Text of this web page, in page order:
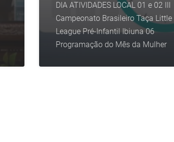
DIA ATIVIDADES LOCAL 01 e 02 III
Campeonato Brasileiro Taça Little
League Pré-Infantil Ibiuna 06
Programação do Mês da Mulher